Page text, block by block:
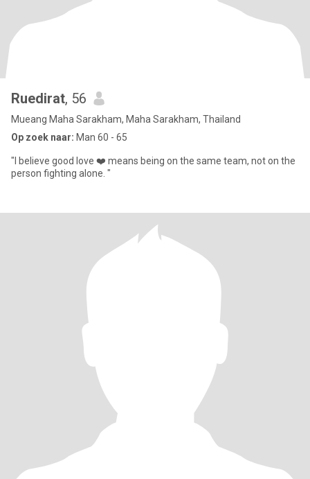
Ruedirat, 56
Mueang Maha Sarakham, Maha Sarakham, Thailand
Op zoek naar: Man 60 - 65
"I believe good love ❤️ means being on the same team, not on the
person fighting alone. "